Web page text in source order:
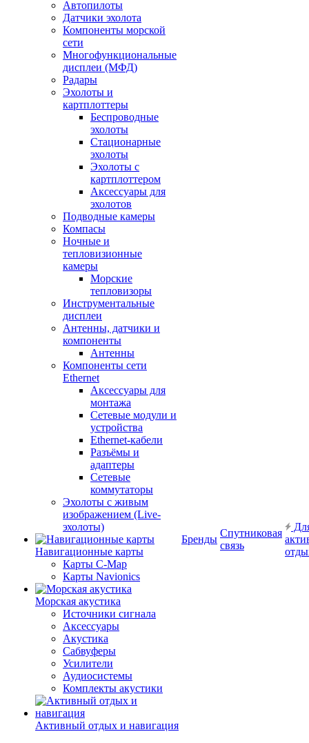
Автопилоты
Датчики эхолота
Компоненты морской
сети
Многофункциональные
дисплеи (МФД)
Радары
Эхолоты и
картплоттеры
Беспроводные
эхолоты
Стационарные
эхолоты
Эхолоты с
картплоттером
Аксессуары для
эхолотов
Подводные камеры
Компасы
Ночные и
тепловизионные
камеры
Морские
тепловизоры
Инструментальные
дисплеи
Антенны, датчики и
компоненты
Антенны
Компоненты сети
Ethernet
Аксессуары для
монтажа
Сетевые модули и
устройства
Ethernet-кабели
Разъёмы и
адаптеры
Сетевые
коммутаторы
Эхолоты с живым
изображением (Live-
эхолоты)
Навигационные карты
Карты C-Map
Карты Navionics
Морская акустика
Источники сигнала
Аксессуары
Акустика
Сабвуферы
Усилители
Аудиосистемы
Комплекты акустики
Активный отдых и навигация
Бренды
Спутниковая
связь